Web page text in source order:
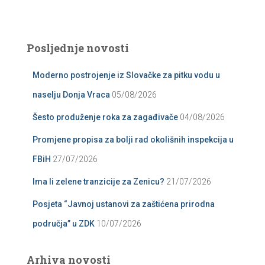
Posljednje novosti
Moderno postrojenje iz Slovačke za pitku vodu u
naselju Donja Vraca 05/08/2026
Šesto produženje roka za zagađivače 04/08/2026
Promjene propisa za bolji rad okolišnih inspekcija u
FBiH 27/07/2026
Ima li zelene tranzicije za Zenicu? 21/07/2026
Posjeta “Javnoj ustanovi za zaštićena prirodna
područja” u ZDK 10/07/2026
Arhiva novosti